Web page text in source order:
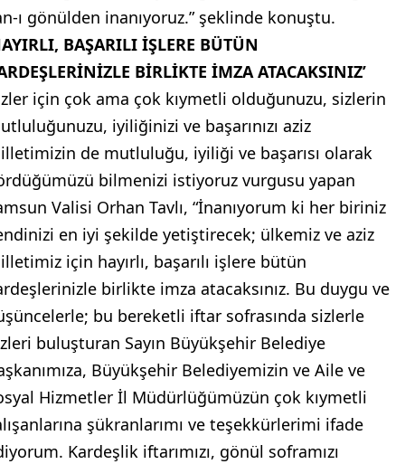
ı gönülden inanıyoruz.” şeklinde konuştu.
BAŞARILI İŞLERE BÜTÜN
BİRLİKTE İMZA ATACAKSINIZ’
için çok ama çok kıymetli olduğunuzu, sizlerin
iyiliğinizi ve başarınızı aziz
de mutluluğu, iyiliği ve başarısı olarak
bilmenizi istiyoruz vurgusu yapan
Valisi Orhan Tavlı, “İnanıyorum ki her biriniz
en iyi şekilde yetiştirecek; ülkemiz ve aziz
için hayırlı, başarılı işlere bütün
birlikte imza atacaksınız. Bu duygu ve
bu bereketli iftar sofrasında sizlerle
buluşturan Sayın Büyükşehir Belediye
Büyükşehir Belediyemizin ve Aile ve
Hizmetler İl Müdürlüğümüzün çok kıymetli
şükranlarımı ve teşekkürlerimi ifade
Kardeşlik iftarımızı, gönül soframızı